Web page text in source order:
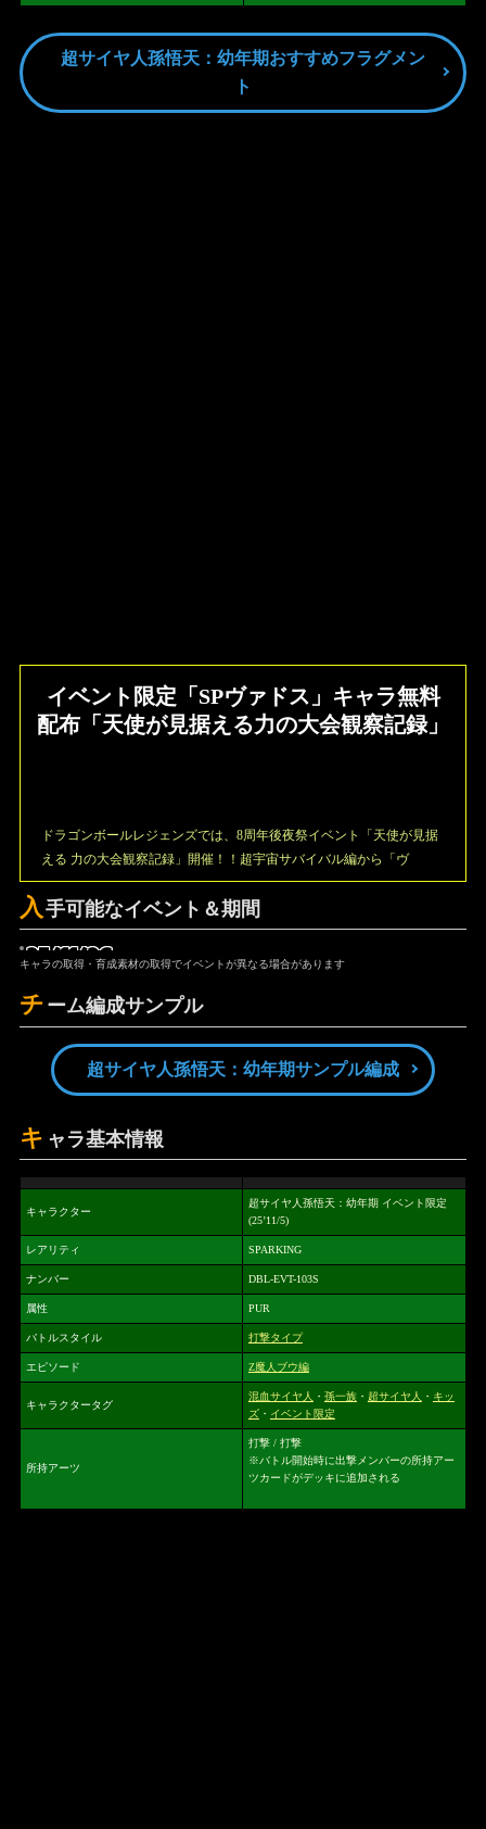
超サイヤ人孫悟天：幼年期おすすめフラグメン
ト
イベント限定「SPヴァドス」キャラ無料
配布「天使が見据える力の大会観察記録」
ドラゴンボールレジェンズでは、8周年後夜祭イベント「天使が見据
える 力の大会観察記録」開催！！超宇宙サバイバル編から「ヴ
入手可能なイベント＆期間
25/11/26
キャラの取得・育成素材の取得でイベントが異なる場合があります
チ ーム編成サンプル
超サイヤ人孫悟天：幼年期サンプル編成
キ ャラ基本情報
キャラクター
超サイヤ人孫悟天：幼年期 イベント限定
(25’11/5)
レアリティ SPARKING
ナンバー DBL-EVT-103S
属性 PUR
バトルスタイル 打撃タイプ
エピソード Z魔人ブウ編
キャラクタータグ
混血サイヤ人 ・ 孫一族・ 超サイヤ人 ・ キッ
ズ・ イベント限定
所持アーツ
打撃 / 打撃
※バトル開始時に出撃メンバーの所持アー
ツカードがデッキに追加される